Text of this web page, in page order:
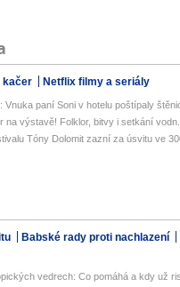
kačer Netflix filmy a seriály
Vnuka paní Soni v hotelu poštípaly
na výstavě! Folklor, bitvy i setkání
Tóny Dolomit zazní za úsvitu ve
Babské rady proti nachlazení
vedrech: Co pomáhá a kdy už